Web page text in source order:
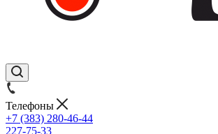
Телефоны
+7 (383) 280-46-44
227-75-33